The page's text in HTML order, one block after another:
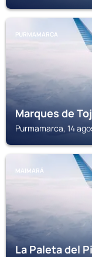
PURMAMARCA
Marques de
Purmamarca, 14
MAIMARÁ
La Paleta del